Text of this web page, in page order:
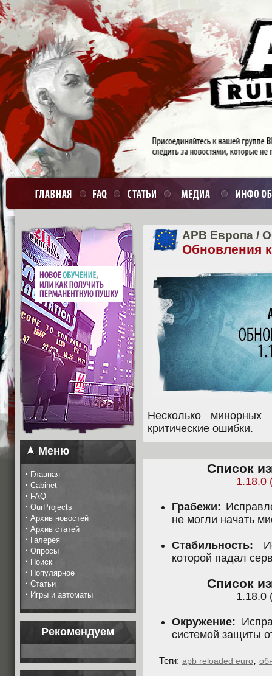
Меню
· Главная
· Cabinet
· FAQ
· OurProjects
· Архив новостей
· Архив статей
· Галерея
· Опросы
· Поиск
· Популярное
· Статьи
· Игры и автоматы
Рекомендуем
APB Европа /
Обновления
Несколько минорных
критические ошибки.
Список
1.18.0
Грабежи:
не могли начать
Стабильность:
которой падал
Список
1.18.0
Окружение:
системой защиты
Теги: apb reloaded euro,